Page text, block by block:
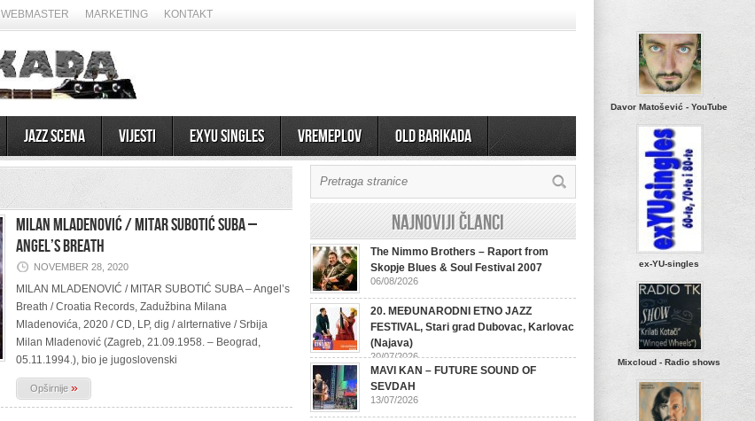
WEBMASTER MARKETING KONTAKT
Jazz scena Vijesti EXYU Singles Vremeplov OLD BARIKADA
Davor Matošević - YouTube
ex-YU-singles
Mixcloud - Radio shows
MILAN MLADENOVIĆ / MITAR SUBOTIĆ SUBA –
Angel’s Breath
NOVEMBER 28, 2020
MILAN MLADENOVIĆ / MITAR SUBOTIĆ SUBA – Angel’s
Breath / Croatia Records, Zadužbina Milana
Mladenovića, 2020 / CD, LP, dig / alrternative / Srbija
Milan Mladenović (Zagreb, 21.09.1958. – Beograd,
05.11.1994.), bio je jugoslovenski
Opširnije »
Najnoviji članci
The Nimmo Brothers – Raport from
Skopje Blues & Soul Festival 2007
06/08/2026
20. MEĐUNARODNI ETNO JAZZ
FESTIVAL, Stari grad Dubovac, Karlovac
(Najava)
20/07/2026
MAVI KAN – FUTURE SOUND OF
SEVDAH
13/07/2026